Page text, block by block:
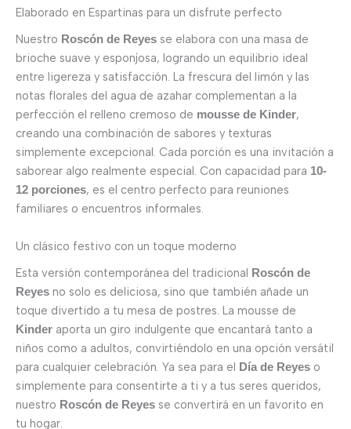
Elaborado en Espartinas para un disfrute perfecto
Nuestro Roscón de Reyes se elabora con una masa de
brioche suave y esponjosa, logrando un equilibrio ideal
entre ligereza y satisfacción. La frescura del limón y las
notas florales del agua de azahar complementan a la
perfección el relleno cremoso de mousse de Kinder,
creando una combinación de sabores y texturas
simplemente excepcional. Cada porción es una invitación a
saborear algo realmente especial. Con capacidad para 10-
12 porciones, es el centro perfecto para reuniones
familiares o encuentros informales.
Un clásico festivo con un toque moderno
Esta versión contemporánea del tradicional Roscón de
Reyes no solo es deliciosa, sino que también añade un
toque divertido a tu mesa de postres. La mousse de
Kinder aporta un giro indulgente que encantará tanto a
niños como a adultos, convirtiéndolo en una opción versátil
para cualquier celebración. Ya sea para el Día de Reyes o
simplemente para consentirte a ti y a tus seres queridos,
nuestro Roscón de Reyes se convertirá en un favorito en
tu hogar.